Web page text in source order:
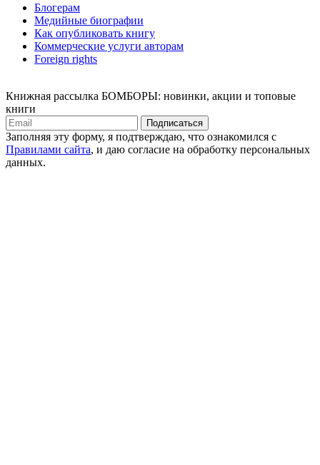
Блогерам
Медийные биографии
Как опубликовать книгу
Коммерческие услуги авторам
Foreign rights
Книжная рассылка БОМБОРЫ: новинки, акции и топовые
книги
Подписаться
Заполняя эту форму, я подтверждаю, что ознакомился с
Правилами сайта, и даю согласие на обработку персональных
данных.